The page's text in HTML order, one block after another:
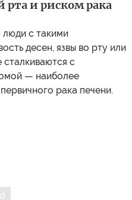
рта и риском рака
люди с такими
десен, язвы во рту или
сталкиваются с
— наиболее
рака печени.